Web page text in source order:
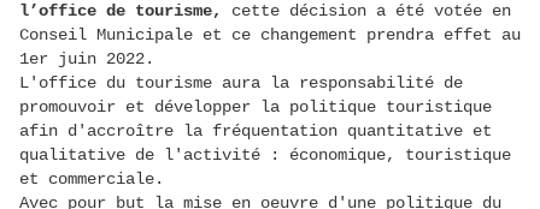
l’office de tourisme, cette décision a été votée en
Conseil Municipale et ce changement prendra effet au
1er juin 2022.
L'office du tourisme aura la responsabilité de
promouvoir et développer la politique touristique
afin d'accroître la fréquentation quantitative et
qualitative de l'activité : économique, touristique
et commerciale.
Avec pour but la mise en oeuvre d'une politique du